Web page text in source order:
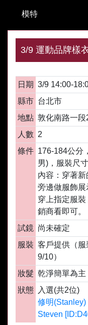
模特
3/9 運動品牌樣
日期 3/9 14:00-
縣市 台北市
地點 敦化南路一段
人數 2
條件 176-184公分
男)，服裝尺
內容：穿著
旁邊做服飾
穿上指定服
銷商看即可。
試鏡 尚未確定
服裝 客戶提供（
9/10）
妝髮 乾淨簡單為主
狀態
入選(共2位)
修明(Stanley)
Steven